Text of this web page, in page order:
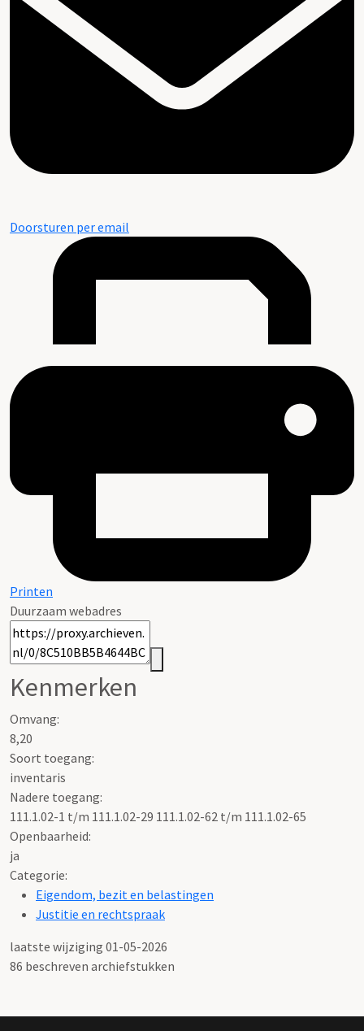
Doorsturen per email
Printen
Duurzaam webadres
Kenmerken
Omvang:
8,20
Soort toegang:
inventaris
Nadere toegang:
111.1.02-1 t/m 111.1.02-29 111.1.02-62 t/m 111.1.02-65
Openbaarheid:
ja
Categorie:
Eigendom, bezit en belastingen
Justitie en rechtspraak
laatste wijziging 01-05-2026
86 beschreven archiefstukken